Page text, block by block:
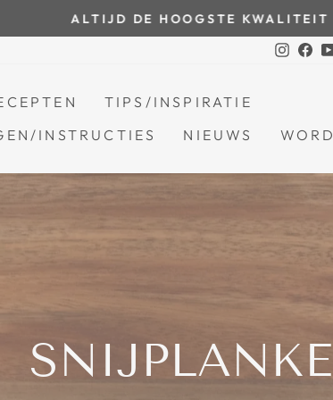
Pauzeer
diavoorstelling
ALTIJD DE HOOGSTE KWALITEIT
TIPS/INSPIRATIE
INSTRUCTIES
NIEUWS